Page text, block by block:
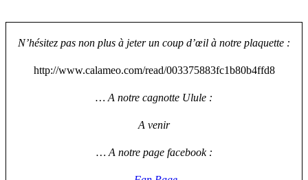
N’hésitez pas non plus à jeter un coup d’œil à notre plaquette :
http://www.calameo.com/read/003375883fc1b80b4ffd8
… A notre cagnotte Ulule :
A venir
… A notre page facebook :